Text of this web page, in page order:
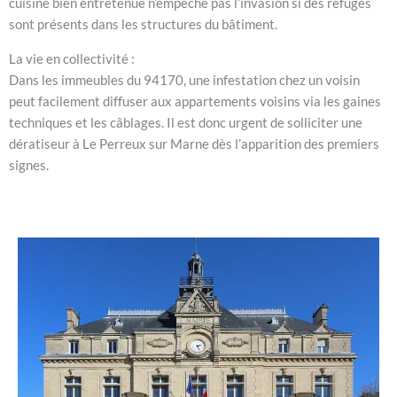
sont présents dans les structures du bâtiment.
La vie en collectivité :
Dans les immeubles du 94170, une infestation chez un voisin
peut facilement diffuser aux appartements voisins via les gaines
techniques et les câblages. Il est donc urgent de solliciter une
dératiseur à Le Perreux sur Marne dès l’apparition des premiers
signes.